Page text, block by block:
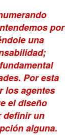
por
una
Por esta
los agentes
el diseño
definir un
alguna.